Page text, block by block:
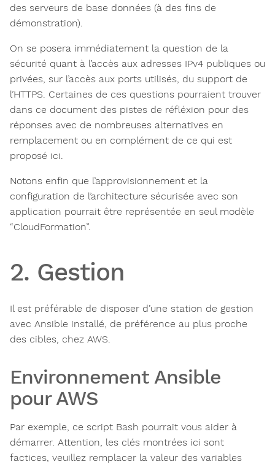
des serveurs de base données (à des fins de
démonstration).
On se posera immédiatement la question de la
sécurité quant à l’accès aux adresses IPv4 publiques ou
privées, sur l’accès aux ports utilisés, du support de
l’HTTPS. Certaines de ces questions pourraient trouver
dans ce document des pistes de réfléxion pour des
réponses avec de nombreuses alternatives en
remplacement ou en complément de ce qui est
proposé ici.
Notons enfin que l’approvisionnement et la
configuration de l’architecture sécurisée avec son
application pourrait être représentée en seul modèle
“CloudFormation”.
2. Gestion
Il est préférable de disposer d’une station de gestion
avec Ansible installé, de préférence au plus proche
des cibles, chez AWS.
Environnement Ansible
pour AWS
Par exemple, ce script Bash pourrait vous aider à
démarrer. Attention, les clés montrées ici sont
factices, veuillez remplacer la valeur des variables